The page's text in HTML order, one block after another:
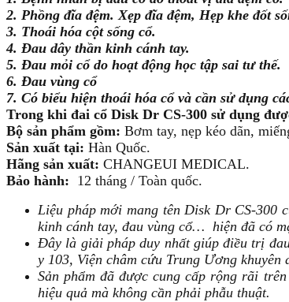
2. Phồng đĩa đệm. Xẹp đĩa đệm, Hẹp khe đốt
3. Thoái hóa cột sống cổ.
4. Đau dây thần kinh cánh tay.
5. Đau mỏi cổ do hoạt động học tập sai tư thế.
6. Đau vùng cổ
7. Có biểu hiện thoái hóa cổ và cần sử dụng
Trong khi đai cổ Disk Dr CS-300 sử dụng
Bộ sản phẩm gồm: Bơm tay, nẹp kéo dãn,
Sản xuất tại: Hàn Quốc.
Hãng sản xuất: CHANGEUI MEDICAL.
Bảo hành: 12 tháng / Toàn quốc.
Liệu pháp mới mang tên Disk Dr CS-300
kinh cánh tay, đau vùng cổ… hiện đã có
Đây là giải pháp duy nhất giúp điều trị
y 103, Viện châm cứu Trung Ương
Sản phẩm đã được cung cấp rộng rãi
hiệu quả mà không cần phải phẫu thuật.